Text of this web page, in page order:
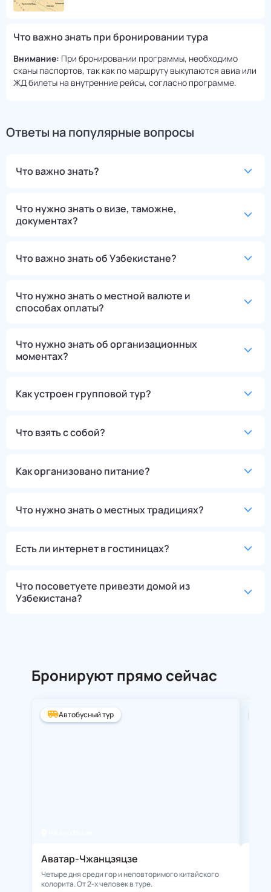
Что важно знать при бронировании тура
Внимание: При бронировании программы, необходимо
сканы паспортов, так как по маршруту выкупаются авиа или
ЖД билеты на внутренние рейсы, согласно программе.
Ответы на популярные вопросы
Что важно знать?
Что нужно знать о визе, таможне,
документах?
Что важно знать об Узбекистане?
Что нужно знать о местной валюте и
способах оплаты?
Что нужно знать об организационных
моментах?
Как устроен групповой тур?
Что взять с собой?
Как организовано питание?
Что нужно знать о местных традициях?
Есть ли интернет в гостиницах?
Что посоветуете привезти домой из
Узбекистана?
Бронируют прямо сейчас
Автобусный тур
Аватар-Чжанцзяцзе
Четыре дня среди гор и неповторимого китайского
колорита. От 2-х человек в туре.